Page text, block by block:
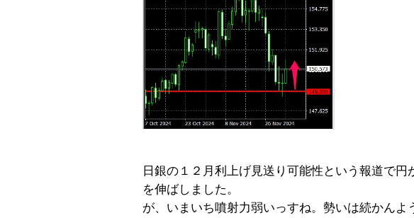
日銀の１２月利上げ見送り可能性という報道で円
を伸ばしました。
が、いまいち噴射力弱いっすね。勢いは続かんよ